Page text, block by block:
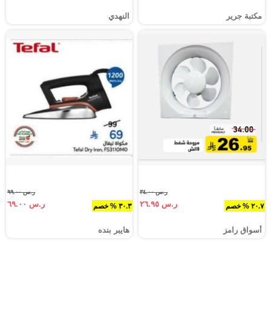
مكتبة جرير النهدي
٢٠.٧ % خصم
ر.س ٣٤.٠٠
ر.س ٢٦.٩٥
أسواق رامز
٣٠.٣ % خصم
ر.س ٩٩.٠٠
ر.س ٦٩.٠٠
هايبر بنده